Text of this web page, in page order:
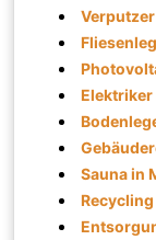
Elektriker
Sauna in